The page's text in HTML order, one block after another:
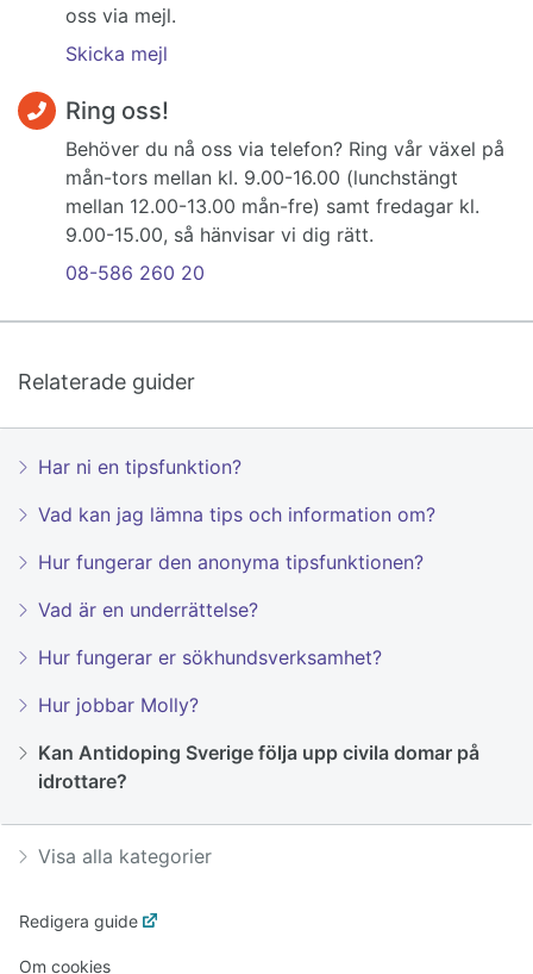
oss via mejl.
Skicka mejl
Ring oss!
Behöver du nå oss via telefon? Ring vår växel på
mån-tors mellan kl. 9.00-16.00 (lunchstängt
mellan 12.00-13.00 mån-fre) samt fredagar kl.
9.00-15.00, så hänvisar vi dig rätt.
08-586 260 20
Relaterade guider
Har ni en tipsfunktion?
Vad kan jag lämna tips och information om?
Hur fungerar den anonyma tipsfunktionen?
Vad är en underrättelse?
Hur fungerar er sökhundsverksamhet?
Hur jobbar Molly?
Kan Antidoping Sverige följa upp civila domar på
idrottare?
Visa alla kategorier
Redigera guide
Om cookies